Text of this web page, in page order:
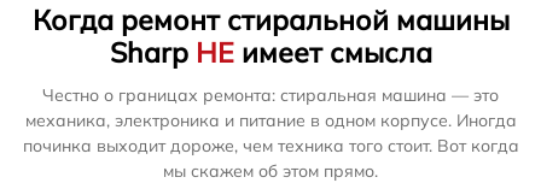
Когда ремонт стиральной машины
Sharp НЕимеет смысла
Честно о границах ремонта: стиральная машина — это
механика, электроника и питание в одном корпусе. Иногда
починка выходит дороже, чем техника того стоит. Вот когда
мы скажем об этом прямо.